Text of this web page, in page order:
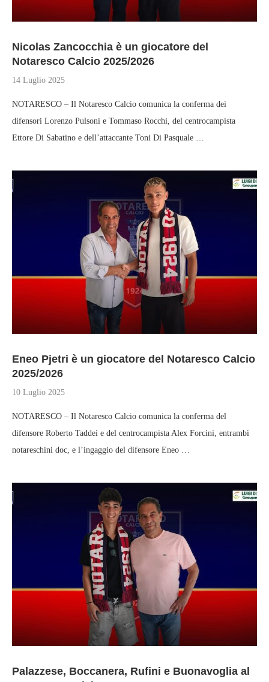
Nicolas Zancocchia è un giocatore del
Notaresco Calcio 2025/2026
14 Luglio 2025
NOTARESCO – Il Notaresco Calcio comunica la conferma dei
difensori Lorenzo Pulsoni e Tommaso Rocchi, del centrocampista
Ettore Di Sabatino e dell’attaccante Toni Di Pasquale …
Eneo Pjetri è un giocatore del Notaresco Calcio
2025/2026
10 Luglio 2025
NOTARESCO – Il Notaresco Calcio comunica la conferma del
difensore Roberto Taddei e del centrocampista Alex Forcini, entrambi
notareschini doc, e l’ingaggio del difensore Eneo …
Palazzese, Boccanera, Rufini e Buonavoglia al